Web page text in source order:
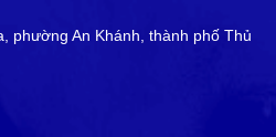
phường An Khánh, thành phố Thủ